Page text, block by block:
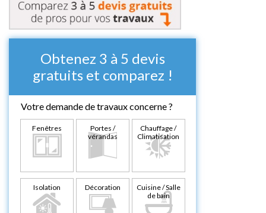
Obtenez 3 à 5 devis
gratuits et comparez !
Votre demande de travaux concerne ?
Fenêtres
Portes /
vérandas
Chauffage /
Climatisation
Isolation Décoration
Cuisine / Salle
de bain